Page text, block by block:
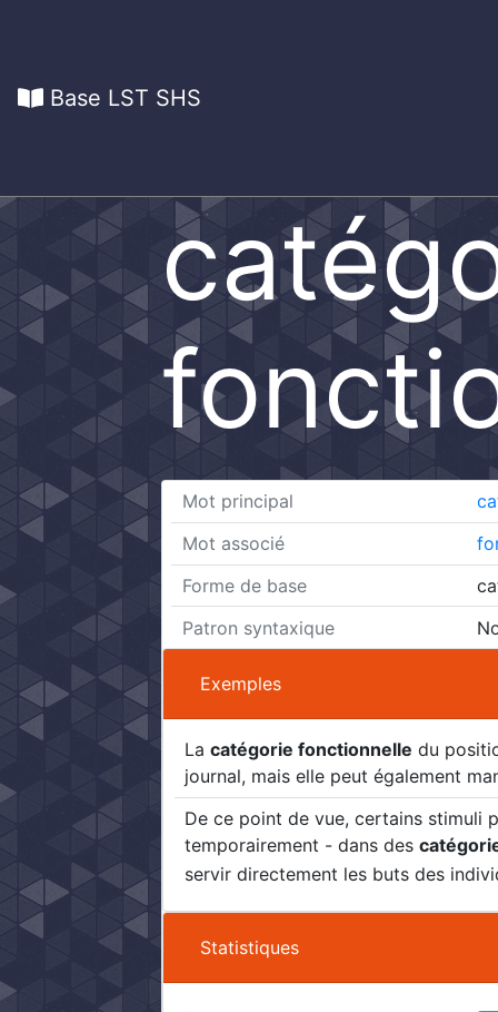
Base LST SHS
Mot principal
Mot associé
Forme de base
Patron syntaxique
Exemples
Lacatégorie fonctionnelle du
journal, mais elle peut également
De ce point de vue, certains stimuli
temporairement - dans des
servir directement les buts des
Statistiques